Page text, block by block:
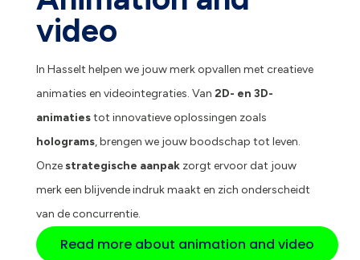
video
In Hasselt helpen we jouw merk opvallen met creatieve
animaties en videointegraties. Van 2D- en 3D-
animatiestot innovatieve oplossingen zoals
holograms, brengen we jouw boodschap tot leven.
Onzestrategische aanpakzorgt ervoor dat jouw
merk een blijvende indruk maakt en zich onderscheidt
van de concurrentie.
Read more about animation and video